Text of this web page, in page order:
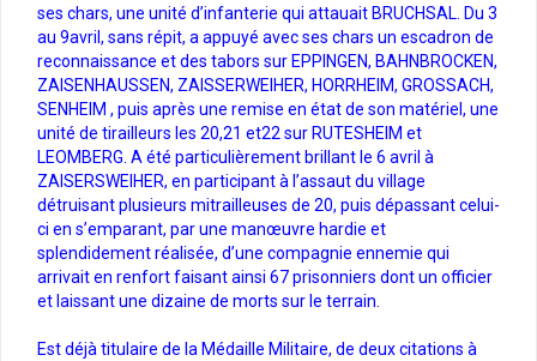
ses chars, une unité d’infanterie qui attauait BRUCHSAL. Du 3
au 9avril, sans répit, a appuyé avec ses chars un escadron de
reconnaissance et des tabors sur EPPINGEN, BAHNBROCKEN,
ZAISENHAUSSEN, ZAISSERWEIHER, HORRHEIM, GROSSACH,
SENHEIM , puis après une remise en état de son matériel, une
unité de tirailleurs les 20,21 et22 sur RUTESHEIM et
LEOMBERG. A été particulièrement brillant le 6 avril à
ZAISERSWEIHER, en participant à l’assaut du village
détruisant plusieurs mitrailleuses de 20, puis dépassant celui-
ci en s’emparant, par une manœuvre hardie et
splendidement réalisée, d’une compagnie ennemie qui
arrivait en renfort faisant ainsi 67 prisonniers dont un officier
et laissant une dizaine de morts sur le terrain.
Est déjà titulaire de la Médaille Militaire, de deux citations à